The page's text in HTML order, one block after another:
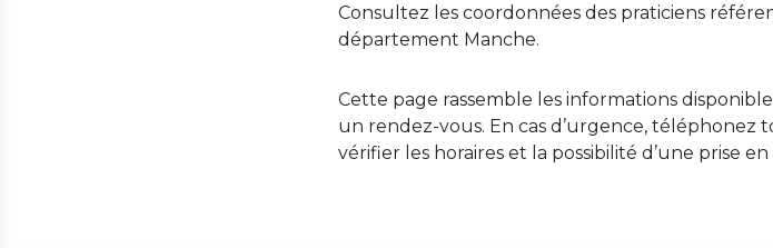
Consultez les coordonnées des praticiens
département Manche.
Cette page rassemble les informations
un rendez-vous. En cas d’urgence, téléphonez
vérifier les horaires et la possibilité d’une prise